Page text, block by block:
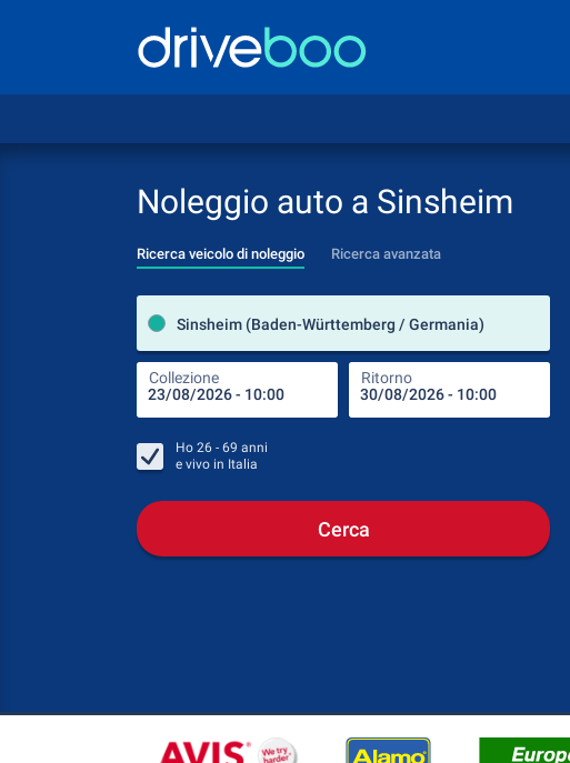
Noleggio auto a Sinsheim
Ricerca veicolo di noleggio Ricerca avanzata
Sinsheim (Baden-Württemberg / Germania)
Collezione Ritorno
Ho 26 - 69 anni
e vivo in Italia
Cerca